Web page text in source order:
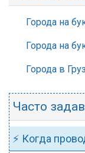
Города на
Города на
Города в
Часто
⚡ Когда